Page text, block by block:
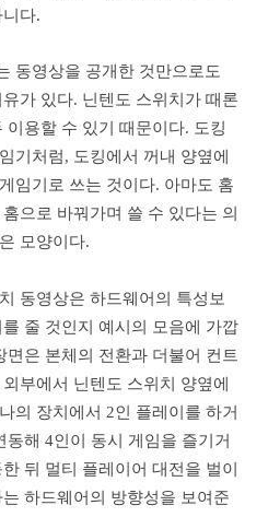
다.
동영상을 공개한 것만으로도
가 있다. 닌텐도 스위치가 때론
용할 수 있기 때문이다. 도킹
기처럼, 도킹에서 꺼내 양옆에
임기로 쓰는 것이다. 아마도 홈
으로 바꿔가며 쓸 수 있다는 의
모양이다.
동영상은 하드웨어의 특성보
줄 것인지 예시의 모음에 가깝
은 본체의 전환과 더불어 컨트
부에서 닌텐도 스위치 양옆에
의 장치에서 2인 플레이를 하거
해 4인이 동시 게임을 즐기거
뒤 멀티 플레이어 대전을 벌이
하드웨어의 방향성을 보여준